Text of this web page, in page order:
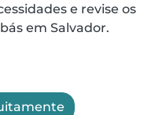
e revise os
em Salvador.